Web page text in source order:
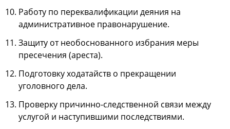
Работу по переквалификации деяния на
административное правонарушение.
Защиту от необоснованного избрания меры
пресечения (ареста).
Подготовку ходатайств о прекращении
уголовного дела.
Проверку причинно-следственной связи между
услугой и наступившими последствиями.